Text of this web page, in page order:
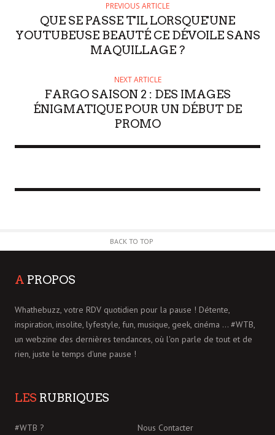
PREVIOUS ARTICLE
QUE SE PASSE T'IL LORSQUE'UNE
YOUTUBEUSE BEAUTÉ CE DÉVOILE SANS
MAQUILLAGE ?
NEXT ARTICLE
FARGO SAISON 2 : DES IMAGES
ÉNIGMATIQUE POUR UN DÉBUT DE
PROMO
BACK TO TOP
A PROPOS
Whathebuzz, votre RDV quotidien pour la pause ! Détente,
inspiration, insolite, lyfestyle, fun, musique, geek, cinéma ... #WTB,
un webzine des dernières tendances, où l'on parle de tout et de
rien, juste le temps d'une pause !
LES RUBRIQUES
#WTB ? Nous Contacter